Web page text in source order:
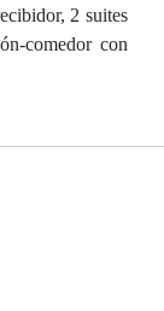
2 suites
comedor con